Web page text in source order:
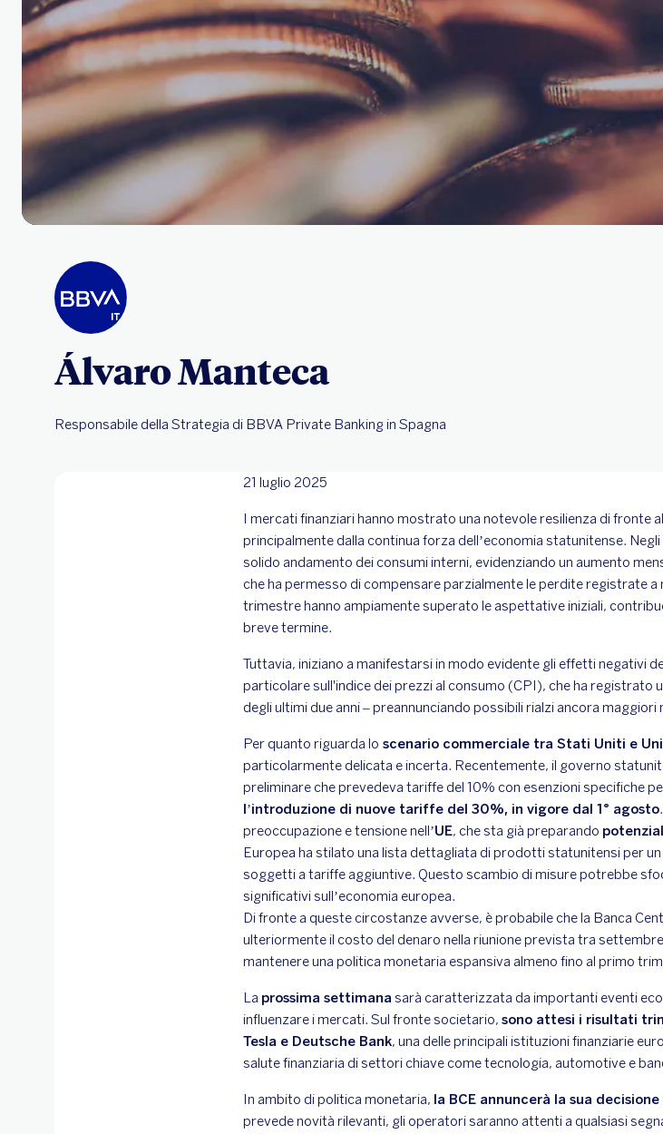
Álvaro Manteca
Responsabile della Strategia di BBVA Private Banking in Spagna
21 luglio 2025
I mercati finanziari hanno mostrato una notevole resilienza di fronte
principalmente dalla continua forza dell’economia statunitense.
solido andamento dei consumi interni, evidenziando un aumento
che ha permesso di compensare parzialmente le perdite registrate
trimestre hanno ampiamente superato le aspettative iniziali,
breve termine.
Tuttavia, iniziano a manifestarsi in modo evidente gli effetti negativi
particolare sull'indice dei prezzi al consumo (CPI), che ha registrato
degli ultimi due anni – preannunciando possibili rialzi ancora maggiori
Per quanto riguarda lo scenario commerciale tra Stati Uniti e
particolarmente delicata e incerta. Recentemente, il governo
preliminare che prevedeva tariffe del 10% con esenzioni specifiche
l’introduzione di nuove tariffe del 30%, in vigore dal 1° agosto
preoccupazione e tensione nell’UE, che sta già preparando
Europea ha stilato una lista dettagliata di prodotti statunitensi per
soggetti a tariffe aggiuntive. Questo scambio di misure potrebbe
significativi sull’economia europea.
Di fronte a queste circostanze avverse, è probabile che la Banca
ulteriormente il costo del denaro nella riunione prevista tra
mantenere una politica monetaria espansiva almeno fino al primo
La prossima settimana sarà caratterizzata da importanti eventi
influenzare i mercati. Sul fronte societario, sono attesi i risultati
Tesla e Deutsche Bank, una delle principali istituzioni finanziarie
salute finanziaria di settori chiave come tecnologia, automotive e
In ambito di politica monetaria, la BCE annuncerà la sua
prevede novità rilevanti, gli operatori saranno attenti a qualsiasi